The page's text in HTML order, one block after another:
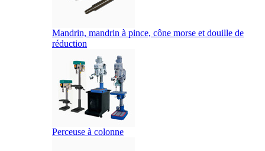
Mandrin, mandrin à pince, cône morse et douille de
réduction
Perceuse à colonne